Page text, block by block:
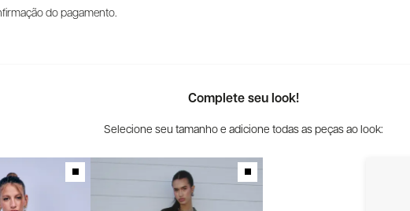
do pagamento.
Complete seu look!